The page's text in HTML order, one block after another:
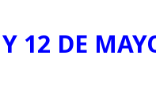
12 DE